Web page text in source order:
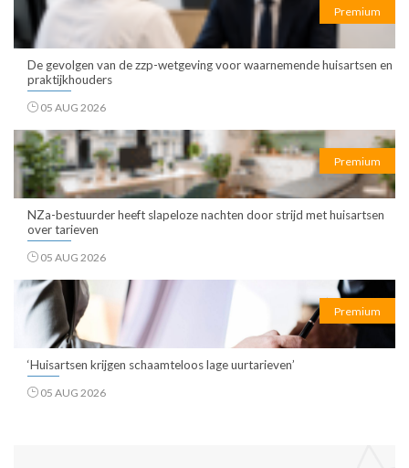
Premium
De gevolgen van de zzp-wetgeving voor waarnemende huisartsen en
praktijkhouders
05 AUG 2026
Premium
NZa-bestuurder heeft slapeloze nachten door strijd met huisartsen
over tarieven
05 AUG 2026
Premium
‘Huisartsen krijgen schaamteloos lage uurtarieven’
05 AUG 2026